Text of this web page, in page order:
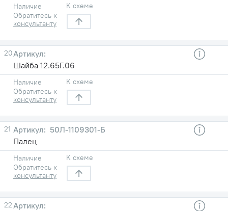
Наличие
Обратитесь к
консультанту
К схеме
20
Шайба 12.65Г.06
Наличие
Обратитесь к
консультанту
К схеме
21
50Л-1109301-Б
Палец
Наличие
Обратитесь к
консультанту
К схеме
22